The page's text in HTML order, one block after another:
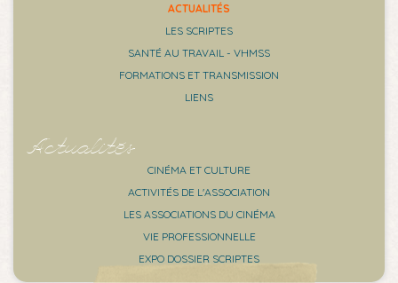
ACTUALITÉS
LES SCRIPTES
SANTÉ AU TRAVAIL - VHMSS
FORMATIONS ET TRANSMISSION
LIENS
Actualités
CINÉMA ET CULTURE
ACTIVITÉS DE L'ASSOCIATION
LES ASSOCIATIONS DU CINÉMA
VIE PROFESSIONNELLE
EXPO DOSSIER SCRIPTES